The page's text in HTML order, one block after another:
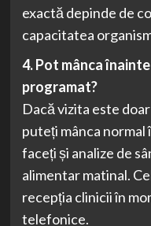
exactă depinde de
capacitatea
4. Pot mânca
programat?
Dacă vizita este
puteți mânca normal
faceți și analize de
alimentar matinal.
recepția clinicii în
telefonice.